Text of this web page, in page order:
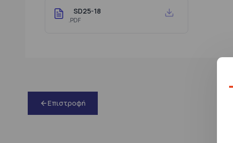
SD25-18
.PDF
Επιστροφή